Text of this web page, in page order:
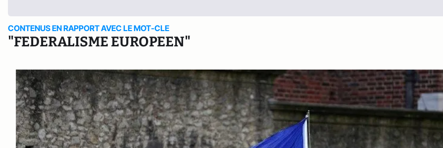
CONTENUS EN RAPPORT AVEC LE MOT-CLE
"FEDERALISME EUROPEEN"